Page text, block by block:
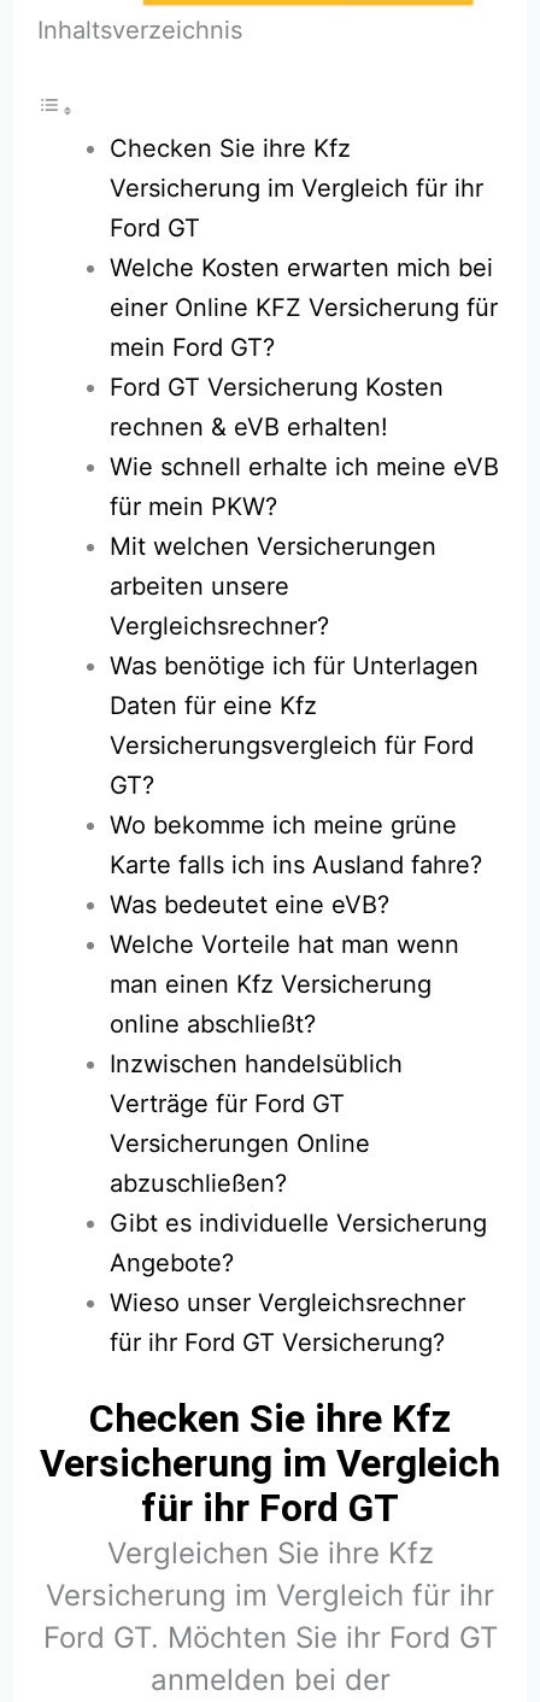
Inhaltsverzeichnis
Checken Sie ihre Kfz
Versicherung im Vergleich für ihr
Ford GT
Welche Kosten erwarten mich bei
einer Online KFZ Versicherung für
mein Ford GT?
Ford GT Versicherung Kosten
rechnen & eVB erhalten!
Wie schnell erhalte ich meine eVB
für mein PKW?
Mit welchen Versicherungen
arbeiten unsere
Vergleichsrechner?
Was benötige ich für Unterlagen
Daten für eine Kfz
Versicherungsvergleich für Ford
GT?
Wo bekomme ich meine grüne
Karte falls ich ins Ausland fahre?
Was bedeutet eine eVB?
Welche Vorteile hat man wenn
man einen Kfz Versicherung
online abschließt?
Inzwischen handelsüblich
Verträge für Ford GT
Versicherungen Online
abzuschließen?
Gibt es individuelle Versicherung
Angebote?
Wieso unser Vergleichsrechner
für ihr Ford GT Versicherung?
Checken Sie ihre Kfz
Versicherung im Vergleich
für ihr Ford GT
Vergleichen Sie ihre Kfz
Versicherung im Vergleich für ihr
Ford GT. Möchten Sie ihr Ford GT
anmelden bei der